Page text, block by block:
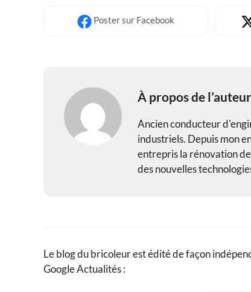
Postersur Facebook
À propos de
Ancien conducteur
industriels. Depuis mon
entrepris la rénovation
des nouvelles
Le blog du bricoleur est édité de façon
Google Actualités :